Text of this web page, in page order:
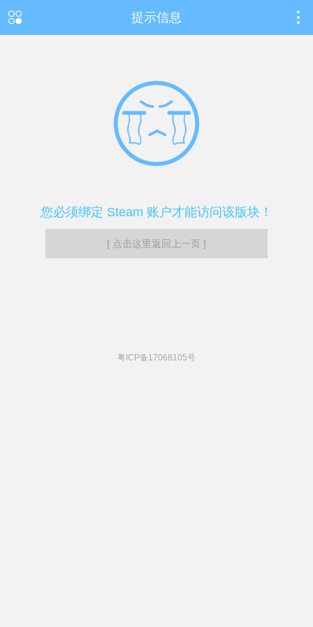
提示信息
您必须绑定 Steam 账户才能访问该版块！
[ 点击这里返回上一页 ]
粤ICP备17068105号